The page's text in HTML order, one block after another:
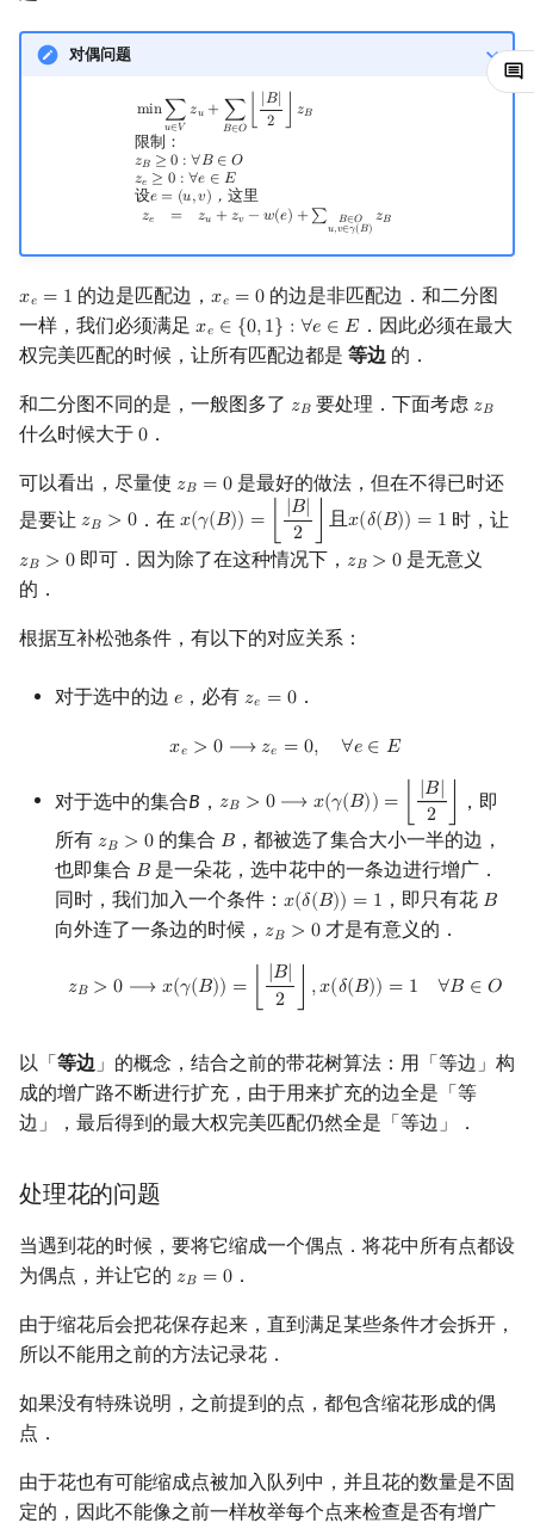
Stern–Brocot 树与 Farey
二次域
Pell 方程
对偶问题
min∑
𝑢∈𝑉
𝑧𝑢 + ∑
𝐵∈𝑂
|𝐵|
2
𝑧𝐵
限制：
𝑧𝐵 ≥ 0 : ∀𝐵 ∈ 𝑂
𝑧𝑒 ≥ 0 : ∀𝑒 ∈ 𝐸
设𝑒 = (𝑢,𝑣) ， 这里
𝑧𝑒 = 𝑧𝑢 + 𝑧𝑣 − 𝑤(𝑒) + ∑ 𝐵∈𝑂
𝑢,𝑣∈𝛾(𝐵) 𝑧𝐵
O ⌊|B| 限制： zB 这里ze
𝑥𝑒 = 1
xe =1 的边是匹配边，𝑥𝑒 = 0
xe =0
的边是非匹配边．和二分图
一样，我们必须满足 𝑥𝑒 ∈ {0,1} : ∀𝑒 ∈ 𝐸
xe ∈ 0,1} :∀e∈E
．因此必须在最大
权完美匹配的时候，让所有匹配边都是 等边 的．
和二分图不同的是，一般图多了 𝑧𝐵
zB 要处理．下面考虑𝑧𝐵
zB
什么时候大于 0
0 ．
可以看出，尽量使 𝑧𝐵 = 0
zB =0
是最好的做法，但在不得已时还
是要让 𝑧𝐵 > 0
zB >0 ．在 𝑥(𝛾(𝐵)) = |𝐵|
2
且𝑥(𝛿(𝐵)) = 1
x(γ(B))= |B 2⌋且 δ(B))=1 时，让
𝑧𝐵 > 0
zB >0 即可．因为除了在这种情况下， 𝑧𝐵 > 0
zB>0
是无意义
的．
根据互补松弛条件，有以下的对应关系：
对于选中的边 𝑒
e ，必有 𝑧𝑒 = 0
ze =0 ．
𝑥𝑒 > 0 ⟶ 𝑧𝑒 = 0, ∀𝑒 ∈ 𝐸
xe ⟶ e= 0, ∈E
对于选中的集合B ， 𝑧𝐵 > 0 ⟶ 𝑥(𝛾(𝐵)) = |𝐵|
2
zB >0 ⟶x(γ (B))=⌊|B| 2⌋
，即
所有 𝑧𝐵 > 0
zB >0 的集合 𝐵
B，都被选了集合大小一半的边，
也即集合 𝐵
B 是一朵花，选中花中的一条边进行增广．
同时，我们加入一个条件： 𝑥(𝛿(𝐵)) = 1
x(δ(B))= 1 ，即只有花 𝐵
B
向外连了一条边的时候， 𝑧𝐵 > 0
zB >0 才是有意义的．
𝑧𝐵 > 0 ⟶ 𝑥(𝛾(𝐵)) = |𝐵|
2
,𝑥(𝛿(𝐵)) = 1 ∀𝐵 ∈ 𝑂
⟶x(γ ( B| δ (B))= ∈ O
以「等边 」的概念，结合之前的带花树算法：用「等边」构
成的增广路不断进行扩充，由于用来扩充的边全是「等
边」，最后得到的最大权完美匹配仍然全是「等边」．
处理花的问题
当遇到花的时候，要将它缩成一个偶点．将花中所有点都设
为偶点，并让它的 𝑧𝐵 = 0
zB =0 ．
由于缩花后会把花保存起来，直到满足某些条件才会拆开，
所以不能用之前的方法记录花．
如果没有特殊说明，之前提到的点，都包含缩花形成的偶
点．
由于花也有可能缩成点被加入队列中，并且花的数量是不固
定的，因此不能像之前一样枚举每个点来检查是否有增广